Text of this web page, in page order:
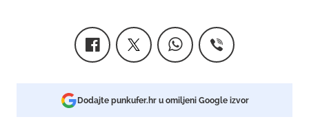
Dodajte punkufer.hr u omiljeni Google izvor